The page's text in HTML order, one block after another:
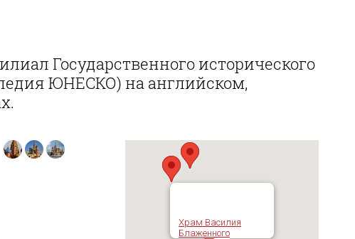
Государственного исторического
ЮНЕСКО) на английском,
Храм Василия
Блаженного